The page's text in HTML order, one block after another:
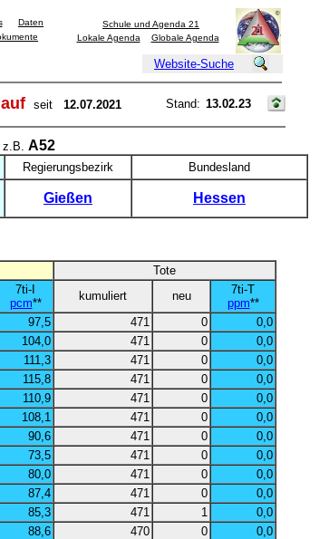
Daten
Schule und Agenda 21
Lokale Agenda
Globale Agenda
Website-Suche
seit 12.07.2021 Stand: 13.02.23
z.B. A52
Regierungsbezirk Bundesland
Gießen Hessen
Tote
7ti-I
pcm**
kumuliert neu
7ti-T
ppm**
97,5 471 0
0,0
104,0 471 0
0,0
111,3 471 0
0,0
115,8 471 0
0,0
110,9 471 0
0,0
108,1 471 0
0,0
90,6 471 0
0,0
73,5 471 0
0,0
80,0 471 0
0,0
87,4 471 0
0,0
85,3 471 1
0,0
88,6 470 0
0,0